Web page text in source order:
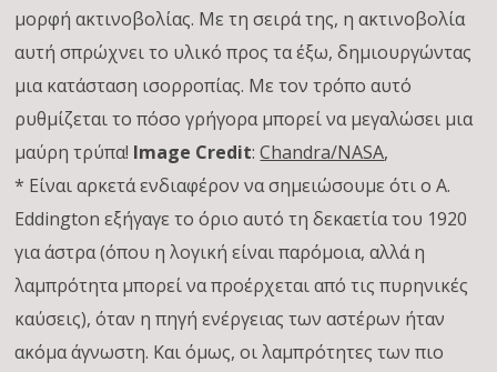
μορφή ακτινοβολίας. Με τη σειρά της, η ακτινοβολία
αυτή σπρώχνει το υλικό προς τα έξω, δημιουργώντας
μια κατάσταση ισορροπίας. Με τον τρόπο αυτό
ρυθμίζεται το πόσο γρήγορα μπορεί να μεγαλώσει μια
μαύρη τρύπα! Image Credit:Chandra/NASA,
* Είναι αρκετά ενδιαφέρον να σημειώσουμε ότι ο A.
Eddington εξήγαγε το όριο αυτό τη δεκαετία του 1920
για άστρα (όπου η λογική είναι παρόμοια, αλλά η
λαμπρότητα μπορεί να προέρχεται από τις πυρηνικές
καύσεις), όταν η πηγή ενέργειας των αστέρων ήταν
ακόμα άγνωστη. Και όμως, οι λαμπρότητες των πιο